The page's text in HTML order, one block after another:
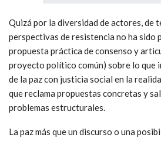
Quizá por la diversidad de actores, de
perspectivas de resistencia no ha sido
propuesta práctica de consenso y
proyecto político común) sobre lo que
de la paz con justicia social en la
que reclama propuestas concretas y
problemas estructurales.
La paz más que un discurso o una